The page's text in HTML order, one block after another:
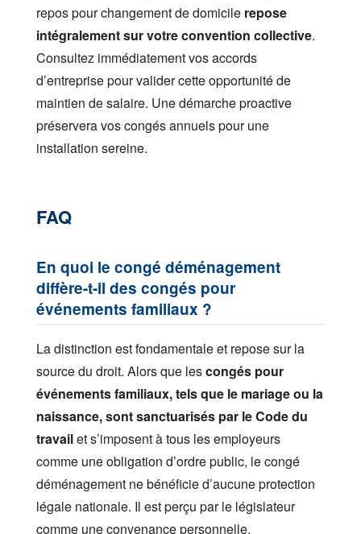
repos pour changement de domicile repose
intégralement sur votre convention collective.
Consultez immédiatement vos accords
d’entreprise pour valider cette opportunité de
maintien de salaire. Une démarche proactive
préservera vos congés annuels pour une
installation sereine.
FAQ
En quoi le congé déménagement
diffère-t-il des congés pour
événements familiaux ?
La distinction est fondamentale et repose sur la
source du droit. Alors que lescongés pour
événements familiaux, tels que le mariage ou la
naissance, sont sanctuarisés par le Code du
travailet s’imposent à tous les employeurs
comme une obligation d’ordre public, le congé
déménagement ne bénéficie d’aucune protection
légale nationale. Il est perçu par le législateur
comme une convenance personnelle.